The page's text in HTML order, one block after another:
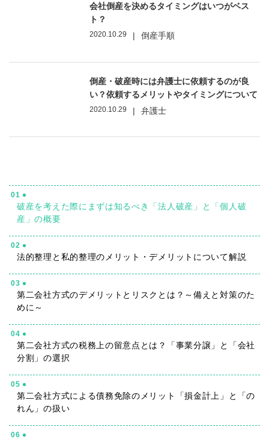
会社倒産を決めるタイミングはいつがベス
ト？
2020.10.29 | 倒産手順
倒産・破産時には弁護士に依頼するのが良
い？依頼するメリットやタイミングについて
2020.10.29 | 弁護士
01
破産を考えた際にまずは知るべき「法人破産」と「個人破
産」の概要
02
法的整理と私的整理のメリット・デメリットについて解説
03
第二会社方式のデメリットとリスクとは？～備えと対策のた
めに～
04
第二会社方式の税務上の留意点とは？「事業分譲」と「会社
分割」の選択
05
第二会社方式による債務免除のメリット「損金計上」と「の
れん」の扱い
06